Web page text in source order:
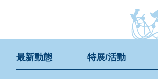
最新動態 特展/活動